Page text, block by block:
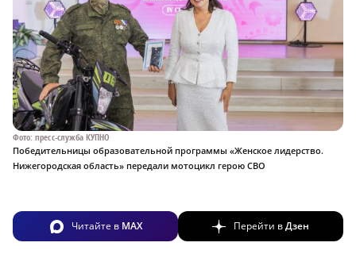
Фото: пресс-служба КУПНО
Победительницы образовательной программы «Женское лидерство.
Нижегородская область» передали мотоцикл герою СВО
Читайте в MAX Перейти вДзен